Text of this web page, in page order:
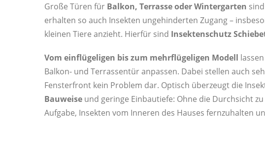
Große Türen für Balkon, Terrasse oder Wintergarten
erhalten so auch Insekten ungehinderten Zugang –
kleinen Tiere anzieht. Hierfür sind Insektenschutz
Vom einflügeligen bis zum mehrflügeligen Modell
Balkon- und Terrassentür anpassen. Dabei stellen auch
Fensterfront kein Problem dar. Optisch überzeugt die
Bauweise und geringe Einbautiefe: Ohne die Durchsicht
Aufgabe, Insekten vom Inneren des Hauses fernzuhalten